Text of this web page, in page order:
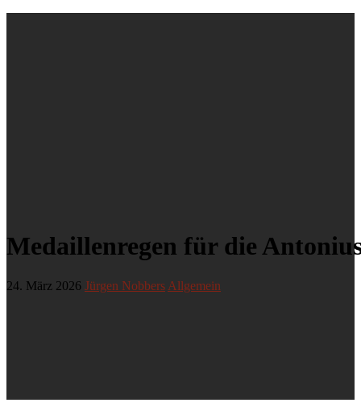
Medaillenregen für die
24. März 2026 Jürgen Nobbers Allgemein